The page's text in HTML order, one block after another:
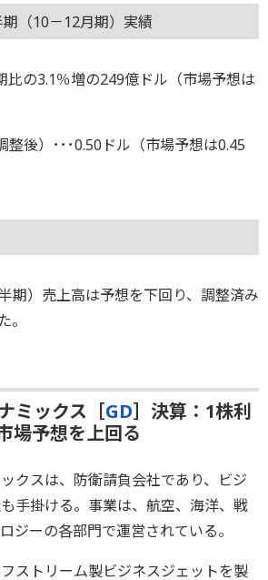
（10－12月期）実績
の3.1％増の249億ドル（市場予想は
後）･･･0.50ドル（市場予想は0.45
期）売上高は予想を下回り、調整済み
。
ミックス［GD］決算：1株利
場予想を上回る
クスは、防衛請負会社であり、ビジ
手掛ける。事業は、航空、海洋、戦
ジーの各部門で運営されている。
ストリーム製ビジネスジェットを製